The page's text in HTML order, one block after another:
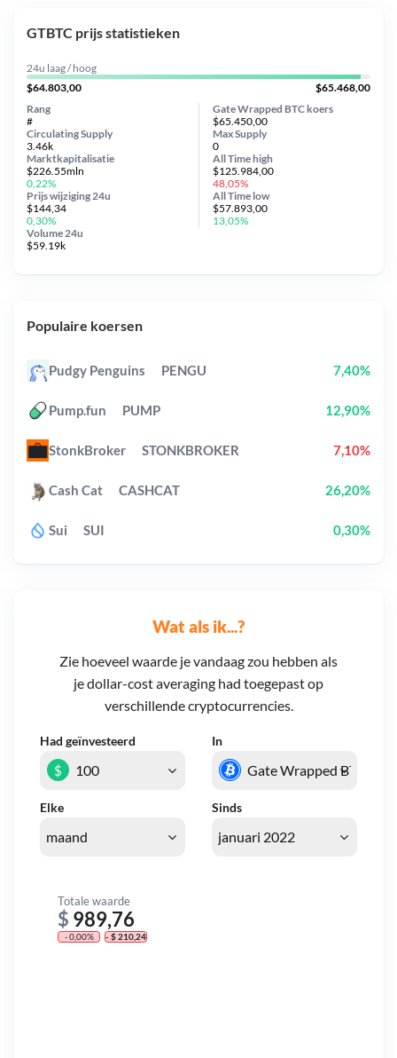
Wat als ik...?
Zie hoeveel waarde je vandaag zou hebben als
je dollar-cost averaging had toegepast op
verschillende cryptocurrencies.
Had geïnvesteerd In
Elke Sinds
$
Totale waarde
$ 989,76
- 0,00% - $ 210,24
GTBTC prijs statistieken
24u laag / hoog
$64.803,00
$65.468,00
Gate Wrapped BTC koers
$65.450,00
Circulating Supply
3.46k
Prijs wijziging 24u
$144,34
0,30%
Max Supply
0
Marktkapitalisatie
$226.55mln
0,22%
Volume 24u
$59.19k
Rang
#
All Timehigh
$125.984,00
48,05%
All Time low
$57.893,00
13,05%
Populaire koersen
Pudgy Penguins PENGU 7,40%
Pump.fun PUMP 12,90%
StonkBroker STONKBROKER 7,10%
Cash Cat CASHCAT 26,20%
Sui SUI 0,30%